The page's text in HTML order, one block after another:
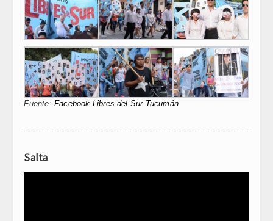
Fuente: Facebook Libres del Sur Tucumán
Salta